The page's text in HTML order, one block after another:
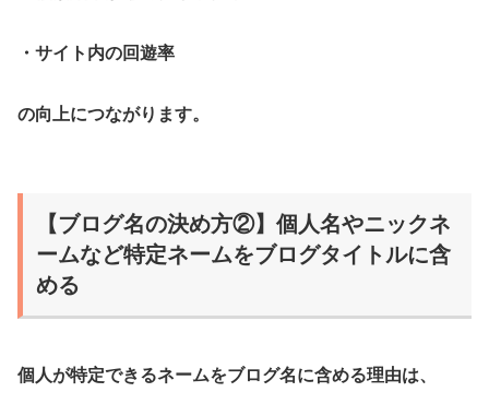
・サイト内の回遊率
の向上につながります。
【ブログ名の決め方②】個人名やニックネ
ームなど特定ネームをブログタイトルに含
める
個人が特定できるネームをブログ名に含める理由は、